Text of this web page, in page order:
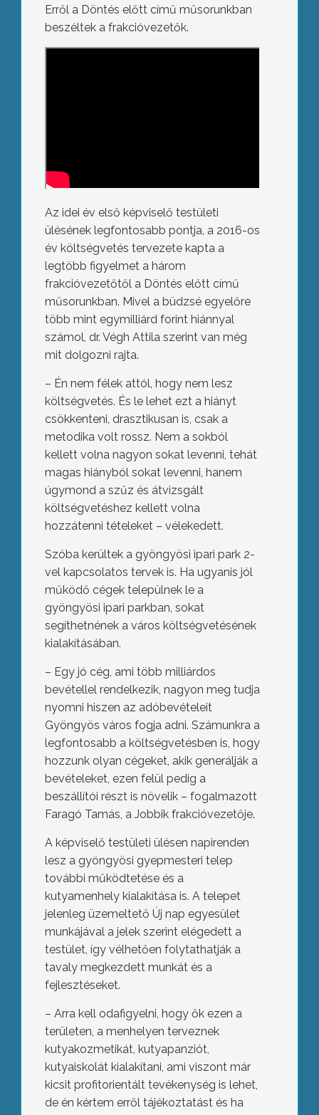
Erről a Döntés előtt című műsorunkban
beszéltek a frakcióvezetők.
Az idei év első képviselő testületi
ülésének legfontosabb pontja, a 2016-os
év költségvetés tervezete kapta a
legtöbb figyelmet a három
frakcióvezetőtől a Döntés előtt című
műsorunkban. Mivel a büdzsé egyelőre
több mint egymilliárd forint hiánnyal
számol, dr. Végh Attila szerint van még
mit dolgozni rajta.
– Én nem félek attól, hogy nem lesz
költségvetés. És le lehet ezt a hiányt
csökkenteni, drasztikusan is, csak a
metodika volt rossz. Nem a sokból
kellett volna nagyon sokat levenni, tehát
magas hiányból sokat levenni, hanem
úgymond a szűz és átvizsgált
költségvetéshez kellett volna
hozzátenni tételeket – vélekedett.
Szóba kerültek a gyöngyösi ipari park 2-
vel kapcsolatos tervek is. Ha ugyanis jól
működő cégek települnek le a
gyöngyösi ipari parkban, sokat
segíthetnének a város költségvetésének
kialakításában.
– Egy jó cég, ami több milliárdos
bevétellel rendelkezik, nagyon meg tudja
nyomni hiszen az adóbevételeit
Gyöngyös város fogja adni. Számunkra a
legfontosabb a költségvetésben is, hogy
hozzunk olyan cégeket, akik generálják a
bevételeket, ezen felül pedig a
beszállítói részt is növelik – fogalmazott
Faragó Tamás, a Jobbik frakcióvezetője.
A képviselő testületi ülésen napirenden
lesz a gyöngyösi gyepmesteri telep
további működtetése és a
kutyamenhely kialakítása is. A telepet
jelenleg üzemeltető Új nap egyesület
munkájával a jelek szerint elégedett a
testület, így vélhetően folytathatják a
tavaly megkezdett munkát és a
fejlesztéseket.
– Arra kell odafigyelni, hogy ők ezen a
területen, a menhelyen terveznek
kutyakozmetikát, kutyapanziót,
kutyaiskolát kialakítani, ami viszont már
kicsit profitorientált tevékenység is lehet,
de én kértem erről tájékoztatást és ha